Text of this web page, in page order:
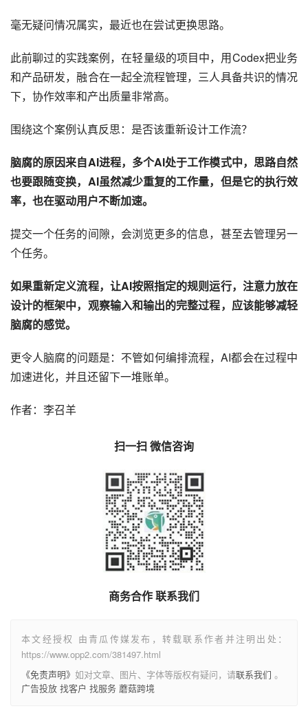
毫无疑问情况属实，最近也在尝试更换思路。
此前聊过的实践案例，在轻量级的项目中，用Codex把业务
和产品研发，融合在一起全流程管理，三人具备共识的情况
下，协作效率和产出质量非常高。
围绕这个案例认真反思：是否该重新设计工作流？
脑腐的原因来自AI进程，多个AI处于工作模式中，思路自然
也要跟随变换，AI虽然减少重复的工作量，但是它的执行效
率，也在驱动用户不断加速。
提交一个任务的间隙，会浏览更多的信息，甚至去管理另一
个任务。
如果重新定义流程，让AI按照指定的规则运行，注意力放在
设计的框架中，观察输入和输出的完整过程，应该能够减轻
脑腐的感觉。
更令人脑腐的问题是：不管如何编排流程，AI都会在过程中
加速进化，并且还留下一堆账单。
作者：李召羊
扫一扫 微信咨询
商务合作 联系我们
本文经授权 由青瓜传媒发布，转载联系作者并注明出处：
https://www.opp2.com/381497.html
《免责声明》 如对文章、图片、字体等版权有疑问，请联系我们 。
广告投放 找客户 找服务 蘑菇跨境